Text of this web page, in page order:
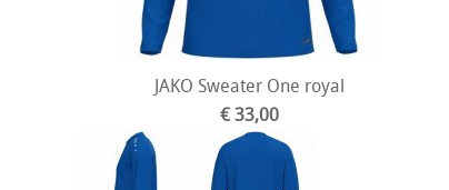
JAKO Sweater One royal
€ 33,00